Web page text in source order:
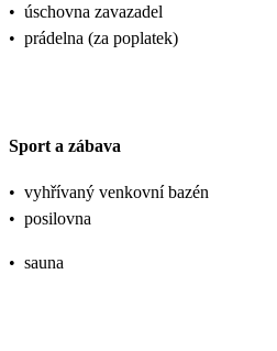
• úschovna zavazadel
• prádelna (za poplatek)
Sport a zábava
• vyhřívaný venkovní bazén
• posilovna
• sauna